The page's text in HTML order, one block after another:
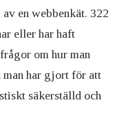
en webbenkät. 322
eller har haft
om hur man
har gjort för att
säkerställd och